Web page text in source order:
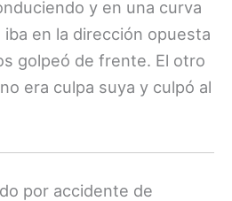
y en una curva
en la dirección opuesta
golpeó de frente. El otro
era culpa suya y culpó al
por accidente de